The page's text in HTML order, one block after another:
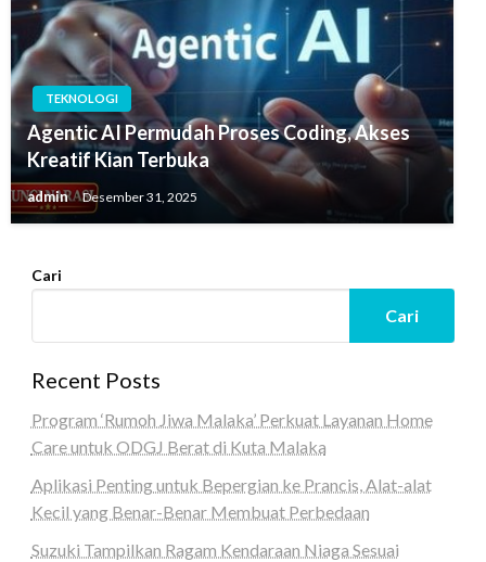
TEKNOLOGI
Agentic AI Permudah Proses Coding, Akses
Kreatif Kian Terbuka
admin Desember 31, 2025
Cari
Cari
Recent Posts
Program ‘Rumoh Jiwa Malaka’ Perkuat Layanan Home
Care untuk ODGJ Berat di Kuta Malaka
Aplikasi Penting untuk Bepergian ke Prancis, Alat-alat
Kecil yang Benar-Benar Membuat Perbedaan
Suzuki Tampilkan Ragam Kendaraan Niaga Sesuai